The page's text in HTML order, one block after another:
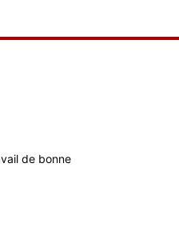
de bonne